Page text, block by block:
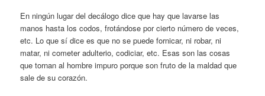
En ningún lugar del decálogo dice que hay que lavarse las
manos hasta los codos, frotándose por cierto número de veces,
etc. Lo que sí dice es que no se puede fornicar, ni robar, ni
matar, ni cometer adulterio, codiciar, etc. Esas son las cosas
que tornan al hombre impuro porque son fruto de la maldad que
sale de su corazón.